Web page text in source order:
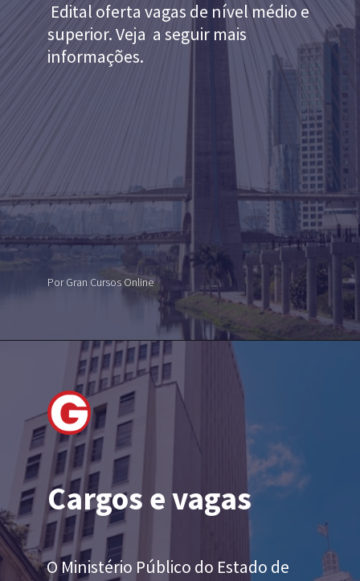
Edital oferta vagas de nível médio e
superior. Veja a seguir mais
informações.
Por Gran Cursos Online
Cargos e vagas
O Ministério Público do Estado de